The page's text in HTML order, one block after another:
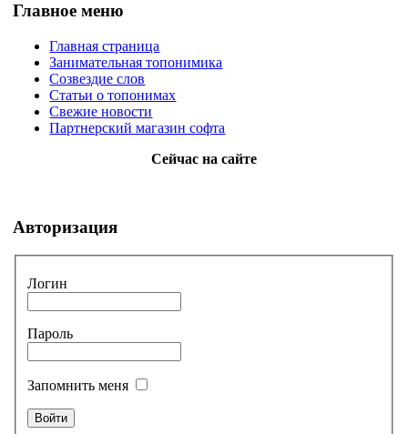
Главное меню
Главная страница
Занимательная топонимика
Созвездие слов
Статьи о топонимах
Свежие новости
Партнерский магазин софта
Сейчас на сайте
Авторизация
Логин
Пароль
Запомнить меня